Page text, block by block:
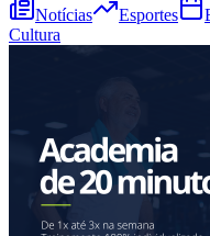
Notícias Esportes
Cultura